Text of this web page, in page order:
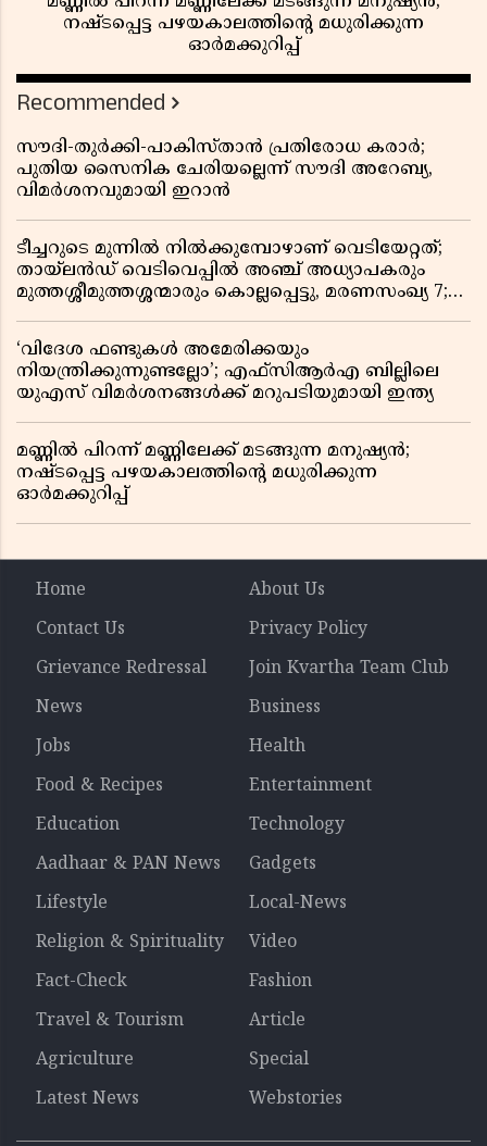
നഷ്ടപ്പെട്ട പഴയകാലത്തിൻ്റെ മധുരിക്കുന്ന
ഓർമക്കുറിപ്പ്
Recommended
സൗദി-തുർക്കി-പാകിസ്താൻ പ്രതിരോധ കരാർ;
പുതിയ സൈനിക ചേരിയല്ലെന്ന് സൗദി അറേബ്യ,
വിമർശനവുമായി ഇറാൻ
ടീച്ചറുടെ മുന്നിൽ നിൽക്കുമ്പോഴാണ് വെടിയേറ്റത്;
തായ്‌ലൻഡ് വെടിവെപ്പിൽ അഞ്ച് അധ്യാപകരും
മുത്തശ്ശീമുത്തശ്ശന്മാരും കൊല്ലപ്പെട്ടു, മരണസംഖ്യ 7;
‘വിദേശ ഫണ്ടുകൾ അമേരിക്കയും
നിയന്ത്രിക്കുന്നുണ്ടല്ലോ’; എഫ്സിആർഎ ബില്ലിലെ
യുഎസ് വിമർശനങ്ങൾക്ക് മറുപടിയുമായി ഇന്ത്യ
മണ്ണിൽ പിറന്ന് മണ്ണിലേക്ക് മടങ്ങുന്ന മനുഷ്യൻ;
നഷ്ടപ്പെട്ട പഴയകാലത്തിൻ്റെ മധുരിക്കുന്ന
ഓർമക്കുറിപ്പ്
Home
About Us
Contact Us
Privacy Policy
Grievance Redressal
Join Kvartha Team Club
News
Business
Jobs
Health
Food & Recipes
Entertainment
Education
Technology
Aadhaar & PAN News
Gadgets
Lifestyle
Local-News
Religion & Spirituality
Video
Fact-Check
Fashion
Travel & Tourism
Article
Agriculture
Special
Latest News
Webstories